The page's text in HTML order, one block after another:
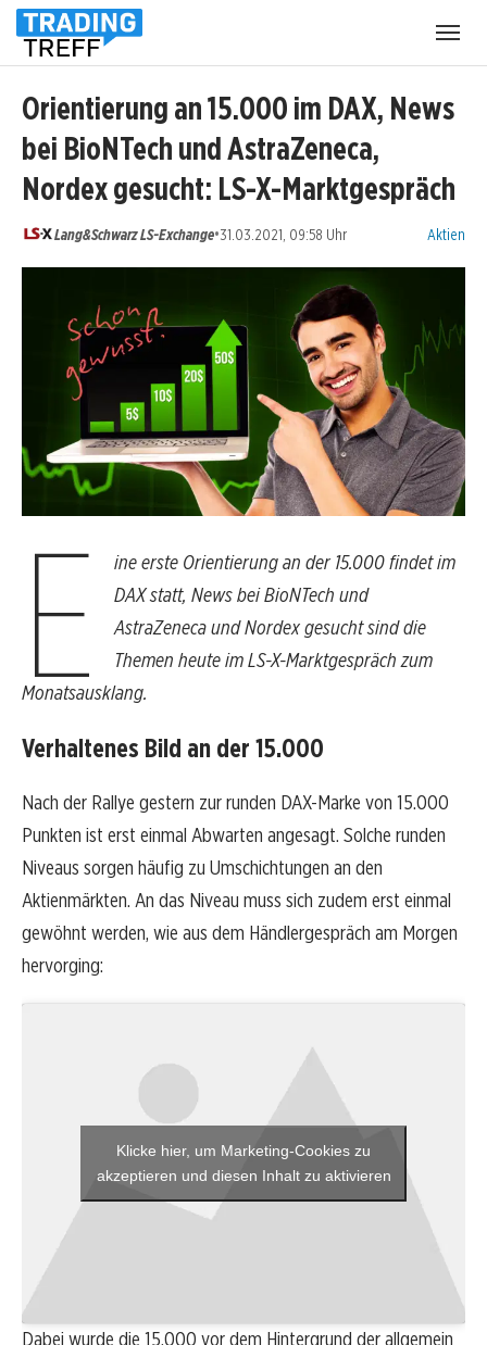
Orientierung an 15.000 im DAX, News
bei BioNTech und AstraZeneca,
Nordex gesucht: LS-X-Marktgespräch
Lang&Schwarz LS-Exchange•31.03.2021, 09:58 Uhr Aktien
E
ine erste Orientierung an der 15.000 findet im
DAX statt, News bei BioNTech und
AstraZeneca und Nordex gesucht sind die
Themen heute im LS-X-Marktgespräch zum
Monatsausklang.
Verhaltenes Bild an der 15.000
Nach der Rallye gestern zur runden DAX-Marke von 15.000
Punkten ist erst einmal Abwarten angesagt. Solche runden
Niveaus sorgen häufig zu Umschichtungen an den
Aktienmärkten. An das Niveau muss sich zudem erst einmal
gewöhnt werden, wie aus dem Händlergespräch am Morgen
hervorging:
Klicke hier, um Marketing-Cookies zu
akzeptieren und diesen Inhalt zu aktivieren
Dabei wurde die 15.000 vor dem Hintergrund der allgemein